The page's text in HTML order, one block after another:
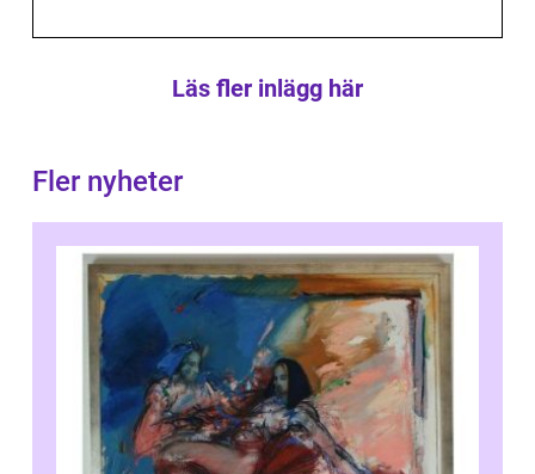
Läs fler inlägg här
Fler nyheter